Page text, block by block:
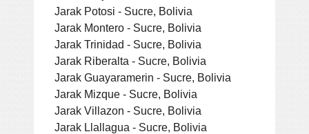
Jarak Potosi - Sucre, Bolivia
Jarak Montero - Sucre, Bolivia
Jarak Trinidad - Sucre, Bolivia
Jarak Riberalta - Sucre, Bolivia
Jarak Guayaramerin - Sucre, Bolivia
Jarak Mizque - Sucre, Bolivia
Jarak Villazon - Sucre, Bolivia
Jarak Llallagua - Sucre, Bolivia